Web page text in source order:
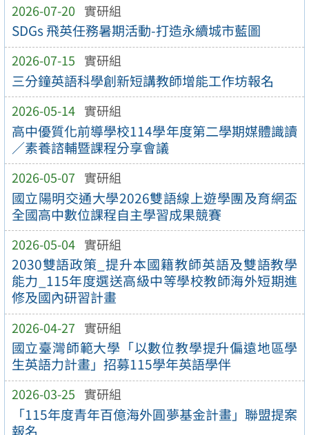
2026-07-20 實研組
SDGs 飛英任務暑期活動-打造永續城市藍圖
2026-07-15 實研組
三分鐘英語科學創新短講教師增能工作坊報名
2026-05-14 實研組
高中優質化前導學校114學年度第二學期媒體識讀
／素養諮輔暨課程分享會議
2026-05-07 實研組
國立陽明交通大學2026雙語線上遊學團及育網盃
全國高中數位課程自主學習成果競賽
2026-05-04 實研組
2030雙語政策_提升本國籍教師英語及雙語教學
能力_115年度選送高級中等學校教師海外短期進
修及國內研習計畫
2026-04-27 實研組
國立臺灣師範大學「以數位教學提升偏遠地區學
生英語力計畫」招募115學年英語學伴
2026-03-25 實研組
「115年度青年百億海外圓夢基金計畫」聯盟提案
報名